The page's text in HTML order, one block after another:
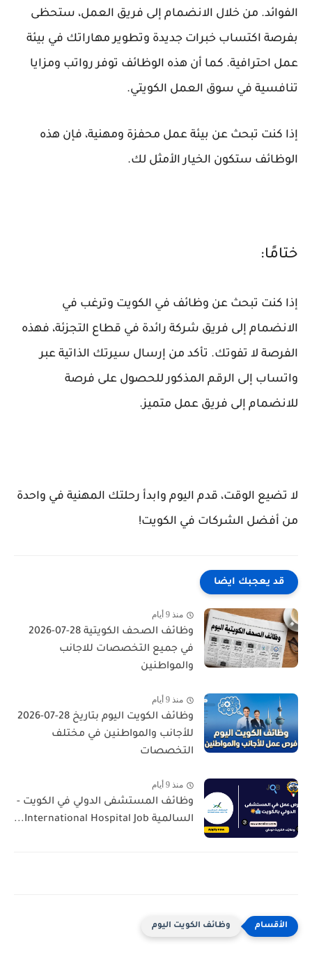
الفوائد. من خلال الانضمام إلى فريق العمل، ستحظى
بفرصة اكتساب خبرات جديدة وتطوير مهاراتك في بيئة
عمل احترافية. كما أن هذه الوظائف توفر رواتب ومزايا
تنافسية في سوق العمل الكويتي.
إذا كنت تبحث عن بيئة عمل محفزة ومهنية، فإن هذه
الوظائف ستكون الخيار الأمثل لك.
ختامًا:
إذا كنت تبحث عن وظائف في الكويت وترغب في
الانضمام إلى فريق شركة رائدة في قطاع التجزئة، فهذه
الفرصة لا تفوتك. تأكد من إرسال سيرتك الذاتية عبر
واتساب إلى الرقم المذكور للحصول على فرصة
للانضمام إلى فريق عمل متميز.
لا تضيع الوقت، قدم اليوم وابدأ رحلتك المهنية في واحدة
من أفضل الشركات في الكويت!
قد يعجبك ايضا
منذ 9 أيام
وظائف الصحف الكويتية 28-07-2026
في جميع التخصصات للاجانب
والمواطنين
منذ 9 أيام
وظائف الكويت اليوم بتاريخ 28-07-2026
للأجانب والمواطنين في مختلف
التخصصات
منذ 9 أيام
وظائف المستشفى الدولي في الكويت -
السالمية International Hospital Job...
وظائف الكويت اليوم